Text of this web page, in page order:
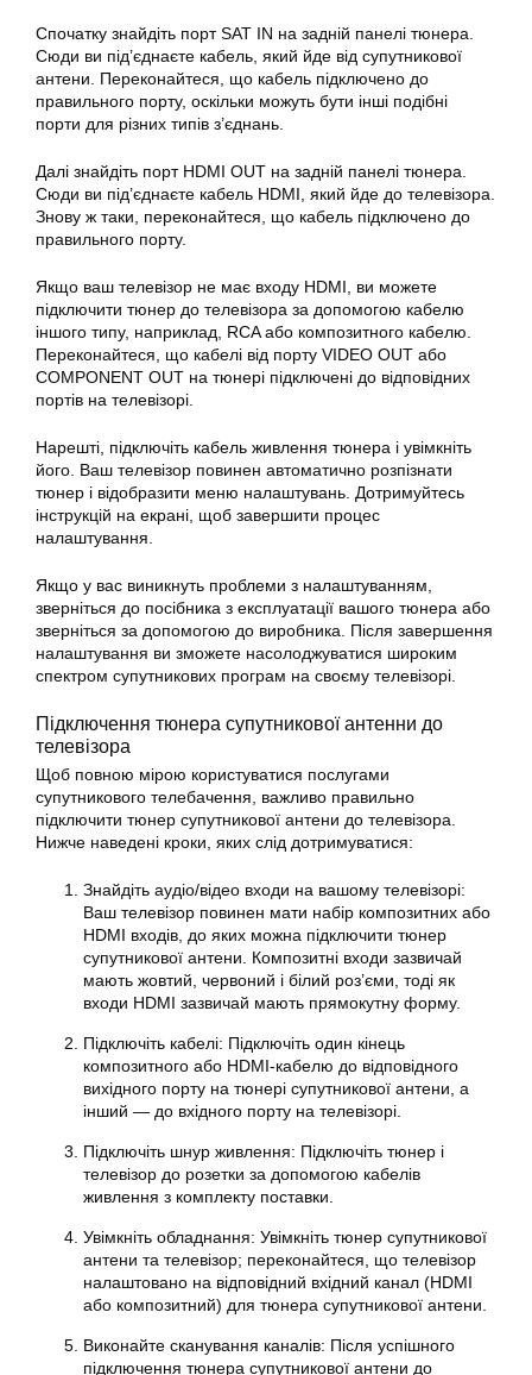
Спочатку знайдіть порт SAT IN на задній панелі тюнера.
Сюди ви під’єднаєте кабель, який йде від супутникової
антени. Переконайтеся, що кабель підключено до
правильного порту, оскільки можуть бути інші подібні
порти для різних типів з’єднань.
Далі знайдіть порт HDMI OUT на задній панелі тюнера.
Сюди ви під’єднаєте кабель HDMI, який йде до телевізора.
Знову ж таки, переконайтеся, що кабель підключено до
правильного порту.
Якщо ваш телевізор не має входу HDMI, ви можете
підключити тюнер до телевізора за допомогою кабелю
іншого типу, наприклад, RCA або композитного кабелю.
Переконайтеся, що кабелі від порту VIDEO OUT або
COMPONENT OUT на тюнері підключені до відповідних
портів на телевізорі.
Нарешті, підключіть кабель живлення тюнера і увімкніть
його. Ваш телевізор повинен автоматично розпізнати
тюнер і відобразити меню налаштувань. Дотримуйтесь
інструкцій на екрані, щоб завершити процес
налаштування.
Якщо у вас виникнуть проблеми з налаштуванням,
зверніться до посібника з експлуатації вашого тюнера або
зверніться за допомогою до виробника. Після завершення
налаштування ви зможете насолоджуватися широким
спектром супутникових програм на своєму телевізорі.
Підключення тюнера супутниковоїантенни до
телевізора
Щоб повною мірою користуватися послугами
супутникового телебачення, важливо правильно
підключити тюнер супутникової антени до телевізора.
Нижче наведені кроки, яких слід дотримуватися:
Знайдіть аудіо/відео входи на вашому телевізорі:
Ваш телевізор повинен мати набір композитних або
HDMI входів, до яких можна підключити тюнер
супутникової антени. Композитні входи зазвичай
мають жовтий, червоний і білий роз’єми, тоді як
входи HDMI зазвичай мають прямокутну форму.
Підключіть кабелі: Підключіть один кінець
композитного або HDMI-кабелю до відповідного
вихідного порту на тюнері супутникової антени, а
інший — до вхідного порту на телевізорі.
Підключіть шнур живлення: Підключіть тюнер і
телевізор до розетки за допомогою кабелів
живлення з комплекту поставки.
Увімкніть обладнання: Увімкніть тюнер супутникової
антени та телевізор; переконайтеся, що телевізор
налаштовано на відповідний вхідний канал (HDMI
або композитний) для тюнера супутникової антени.
Виконайте сканування каналів: Після успішного
підключення тюнера супутникової антени до